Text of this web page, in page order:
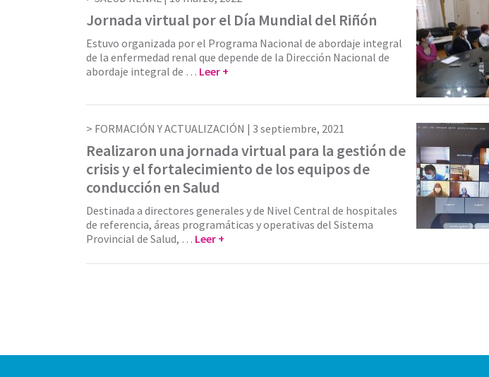
Jornada virtual por el Día Mundial del Riñón
Estuvo organizada por el Programa Nacional de abordaje integral
de la enfermedad renal que depende de la Dirección Nacional de
abordaje integral de … Leer +
FORMACIÓN Y ACTUALIZACIÓN | 3 septiembre, 2021
Realizaron una jornada virtual para la gestión de
crisis y el fortalecimiento de los equipos de
conducción en Salud
Destinada a directores generales y de Nivel Central de hospitales
de referencia, áreas programáticas y operativas del Sistema
Provincial de Salud, … Leer +